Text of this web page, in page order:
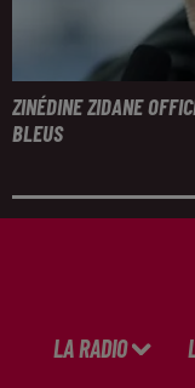
ZINÉDINE ZIDANE
BLEUS
LA RADIO